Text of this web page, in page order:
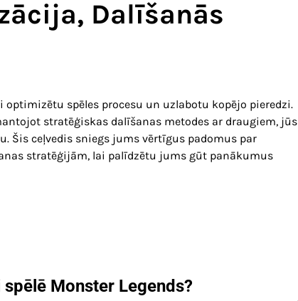
Dalīšanās
spēles procesu un uzlabotu kopējo pieredzi.
stratēģiskas dalīšanas metodes ar draugiem, jūs
Šis ceļvedis sniegs jums vērtīgus padomus par
stratēģijām, lai palīdzētu jums gūt panākumus
Monster Legends?